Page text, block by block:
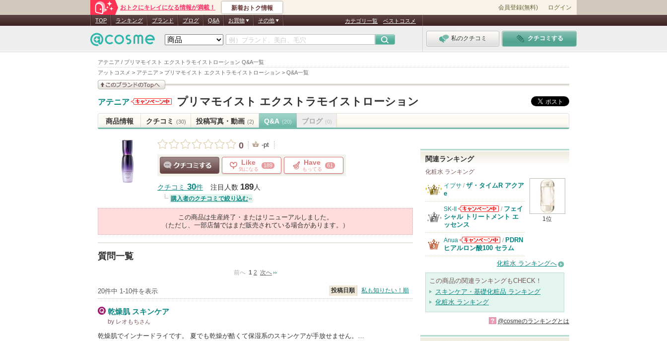
アテニア / プリマモイスト エクストラモイストローション Q&A一覧
アットコスメ > アテニア > プリマモイスト エクストラモイストローション > Q&A一覧
おトクにキレイになる情報が満載！ 新着おトク情報 会員登録(無料) ログイン
TOP ランキング ブランド ブログ Q&A お買物 その他 カテゴリ一覧 ベストコスメ
私のクチコミ クチコミする
アテニア
らのお知ら
せがありま
す
プリマモイスト エクストラモイストローション
商品情報 クチコミ (30) 投稿写真・動画 (2) Q&A (20) ブログ (0)
0 -pt
Like
気になる
189 Have
もってる
61
クチコミ 30件 注目人数 189人
購入者のクチコミで絞り込む
この商品は生産終了・またはリニューアルしました。
（ただし、一部店舗ではまだ販売されている場合があります。）
質問一覧
前へ 1 2 次へ
20件中 1-10件を表示 投稿日順 私も知りたい！順
乾燥肌 スキンケア
by レオもちさん
乾燥肌でインナードライです。 夏でも乾燥が酷くて保湿系のスキンケアが手放せません。…
関連ランキング
化粧水 ランキング
1位
イプサ / ザ・タイムR アクア
e
SK-II
SK-IIからのお
知らせがありま
/ フェイ
シャル トリートメント エ
ッセンス
Anua
Anuaからのお
知らせがありま
/ PDRN
ヒアルロン酸100 セラム
化粧水 ランキングへ
この商品の関連ランキングもCHECK！
スキンケア・基礎化粧品 ランキング
化粧水 ランキング
? @cosmeのランキングとは